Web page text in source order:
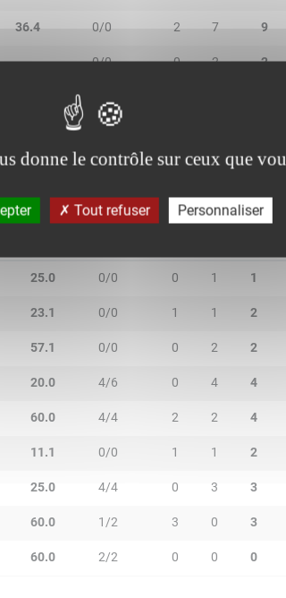
36.4 0/0 2 7 9
- 0/0 0 2 2
25.0 0/0 0 1 1
23.1 0/0 1 1 2
57.1 0/0 0 2 2
20.0 4/6 0 4 4
60.0 4/4 2 2 4
11.1 0/0 1 1 2
25.0 4/4 0 3 3
60.0 1/2 3 0 3
60.0 2/2 0 0 0
donne le contrôle sur ceux que
Tout refuser Personnaliser